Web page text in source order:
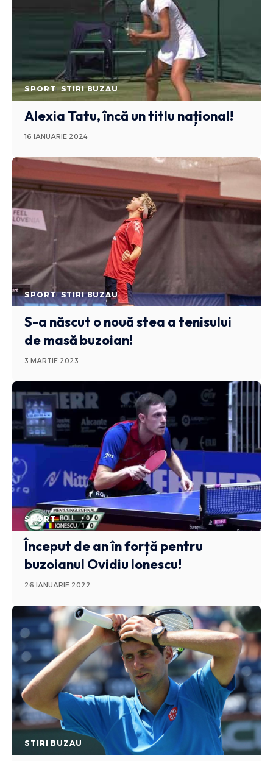
SPORT STIRI BUZAU
Alexia Tatu, încă un titlu național!
16 IANUARIE 2024
SPORT STIRI BUZAU
S-a născut o nouă stea a tenisului
de masă buzoian!
3 MARTIE 2023
SPORT
Început de an în forță pentru
buzoianul Ovidiu Ionescu!
26 IANUARIE 2022
STIRI BUZAU